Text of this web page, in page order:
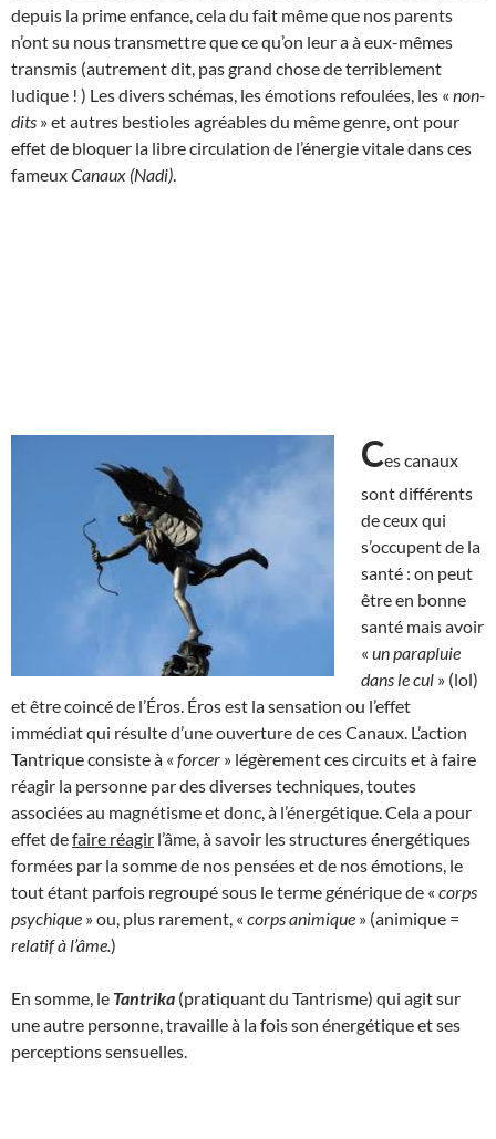
depuis la prime enfance, cela du fait même que nos parents
n’ont su nous transmettre que ce qu’on leur a à eux-mêmes
transmis (autrement dit, pas grand chose de terriblement
ludique ! ) Les divers schémas, les émotions refoulées, les « non-
dits » et autres bestioles agréables du même genre, ont pour
effet de bloquer la libre circulation de l’énergie vitale dans ces
fameuxCanaux (Nadi)
Ces canaux
sont différents
de ceux qui
s’occupent de la
santé : on peut
être en bonne
santé mais avoir
« un parapluie
dans le cul » (lol)
et être coincé de l’Éros. Éros est la sensation ou l’effet
immédiat qui résulte d’une ouverture de ces Canaux. L’action
Tantrique consiste à « forcer » légèrement ces circuits et à faire
réagir la personne par des diverses techniques, toutes
associées au magnétisme et donc, à l’énergétique. Cela a pour
effet defaire réagir l’âme, à savoir les structures énergétiques
formées par la somme de nos pensées et de nos émotions, le
tout étant parfois regroupé sous le terme générique de « corps
psychique » ou, plus rarement, « corps animique » (animique =
relatif à l’âme.)
En somme, le Tantrika (pratiquant du Tantrisme) qui agit sur
une autre personne, travaille à la fois son énergétique et ses
perceptions sensuelles.